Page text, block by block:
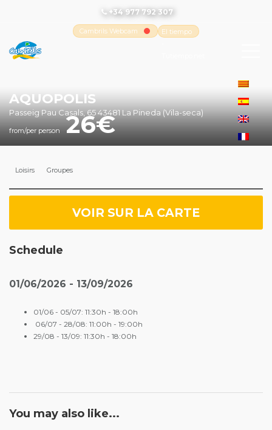
+34 977 792 307
Cambrils Webcam
El tiempo
AQUOPOLIS
Passeig Pau Casals, 65 43481 La Pineda (Vila-seca)
from/per person 26
Loisirs Groupes
VOIR SUR LA CARTE
Schedule
01/06/2026 - 13/09/2026
01/06 - 05/07: 11:30h - 18:00h
06/07 - 28/08: 11:00h - 19:00h
29/08 - 13/09: 11:30h - 18:00h
You may also like...